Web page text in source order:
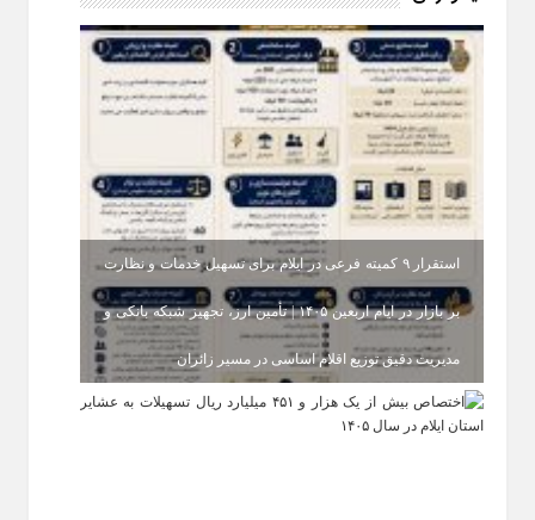
استقرار ۹ کمیته فرعی در ایلام برای تسهیل خدمات و نظارت
بر بازار در ایام اربعین ۱۴۰۵ | تأمین ارز، تجهیز شبکه بانکی و
مدیریت دقیق توزیع اقلام اساسی در مسیر زائران